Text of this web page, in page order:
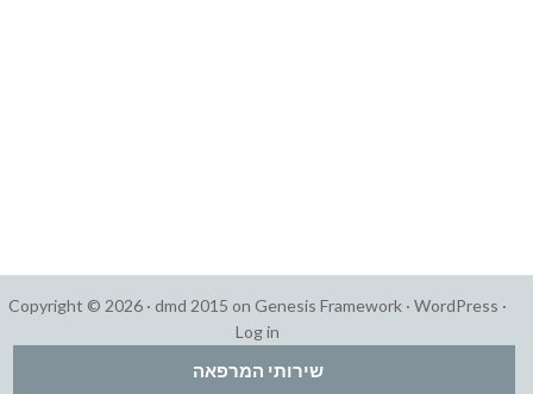
Copyright © 2026 · dmd 2015 on Genesis Framework · WordPress ·
Log in
שירותי המרפאה